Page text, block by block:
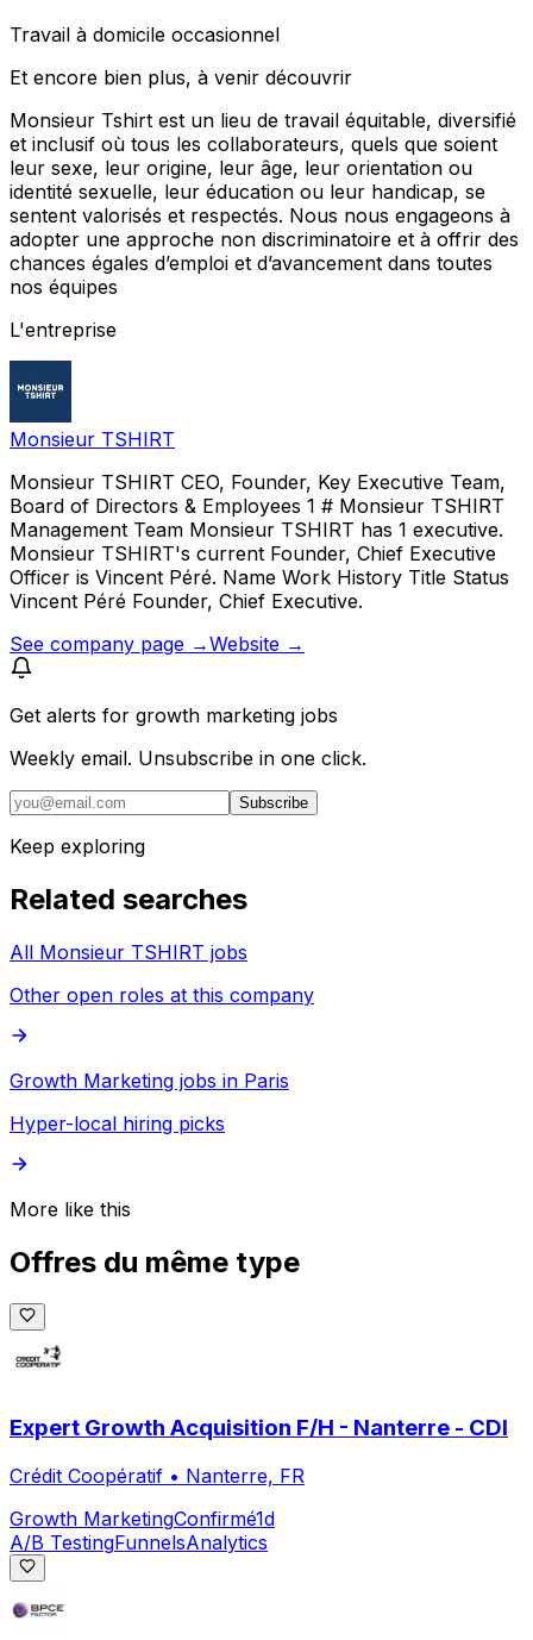
Travail à domicile occasionnel
Et encore bien plus, à venir découvrir
Monsieur Tshirt est un lieu de travail équitable, diversifié
et inclusif où tous les collaborateurs, quels que soient
leur sexe, leur origine, leur âge, leur orientation ou
identité sexuelle, leur éducation ou leur handicap, se
sentent valorisés et respectés. Nous nous engageons à
adopter une approche non discriminatoire et à offrir des
chances égales d’emploi et d’avancement dans toutes
nos équipes
L'entreprise
Monsieur TSHIRT
Monsieur TSHIRT CEO, Founder, Key Executive Team,
Board of Directors & Employees 1 # Monsieur TSHIRT
Management Team Monsieur TSHIRT has 1 executive.
Monsieur TSHIRT's current Founder, Chief Executive
Officer is Vincent Péré. Name Work History Title Status
Vincent Péré Founder, Chief Executive.
See company page →Website →
Get alerts for growth marketing jobs
Weekly email. Unsubscribe in one click.
Subscribe
Keep exploring
Related searches
All Monsieur TSHIRT jobs
Other open roles at this company
Growth Marketing jobs in Paris
Hyper-local hiring picks
More like this
Offres du même type
Expert Growth Acquisition F/H - Nanterre - CDI
Crédit Coopératif • Nanterre, FR
Growth MarketingConfirmé1d
A/B TestingFunnelsAnalytics